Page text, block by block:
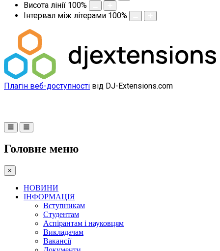
Висота лінії 100%
Інтервал між літерами 100%
Плагін веб-доступності від DJ-Extensions.com
Головне меню
×
НОВИНИ
ІНФОРМАЦІЯ
Вступникам
Студентам
Аспірантам і науковцям
Викладачам
Вакансії